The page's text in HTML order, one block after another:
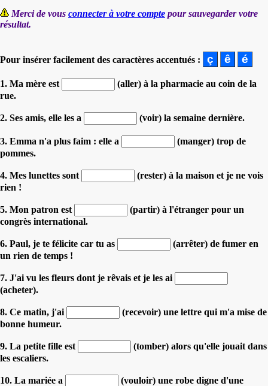
Merci de vous connecter à votre compte pour sauvegarder votre
résultat.
Pour insérer facilement des caractères accentués :
1. Ma mère est
(aller) à la pharmacie au coin de la
rue.
2. Ses amis, elle les a (voir) la semaine dernière.
3. Emma n'a plus faim : elle a
(manger) trop de
pommes.
4. Mes lunettes sont
(rester) à la maison et je ne vois
rien !
5. Mon patron est
(partir) à l'étranger pour un
congrès international.
6. Paul, je te félicite car tu as
(arrêter) de fumer en
un rien de temps !
7. J'ai vu les fleurs dont je rêvais et je les ai
(acheter).
8. Ce matin, j'ai
(recevoir) une lettre qui m'a mise de
bonne humeur.
9. La petite fille est
(tomber) alors qu'elle jouait dans
les escaliers.
10. La mariée a
(vouloir) une robe digne d'une